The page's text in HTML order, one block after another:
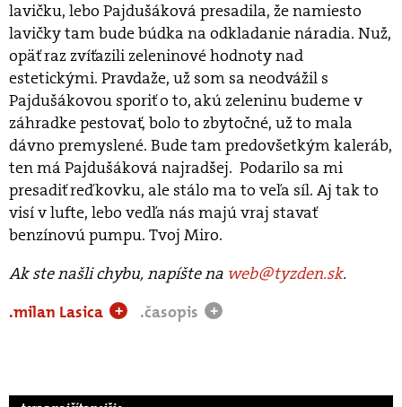
lavičku, lebo Pajdušáková presadila, že namiesto
lavičky tam bude búdka na odkladanie náradia. Nuž,
opäť raz zvíťazili zeleninové hodnoty nad
estetickými. Pravdaže, už som sa neodvážil s
Pajdušákovou sporiť o to, akú zeleninu budeme v
záhradke pestovať, bolo to zbytočné, už to mala
dávno premyslené. Bude tam predovšetkým kaleráb,
ten má Pajdušáková najradšej. Podarilo sa mi
presadiť reďkovku, ale stálo ma to veľa síl. Aj tak to
visí v lufte, lebo vedľa nás majú vraj stavať
benzínovú pumpu. Tvoj Miro.
Ak ste našli chybu, napíšte na web@tyzden.sk.
.milan Lasica
+ .časopis +